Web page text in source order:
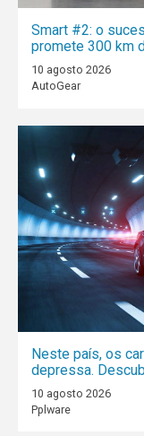
Smart #2: o
promete 300 km
10 agosto 2026
AutoGear
Neste país, os
depressa.
10 agosto 2026
Pplware